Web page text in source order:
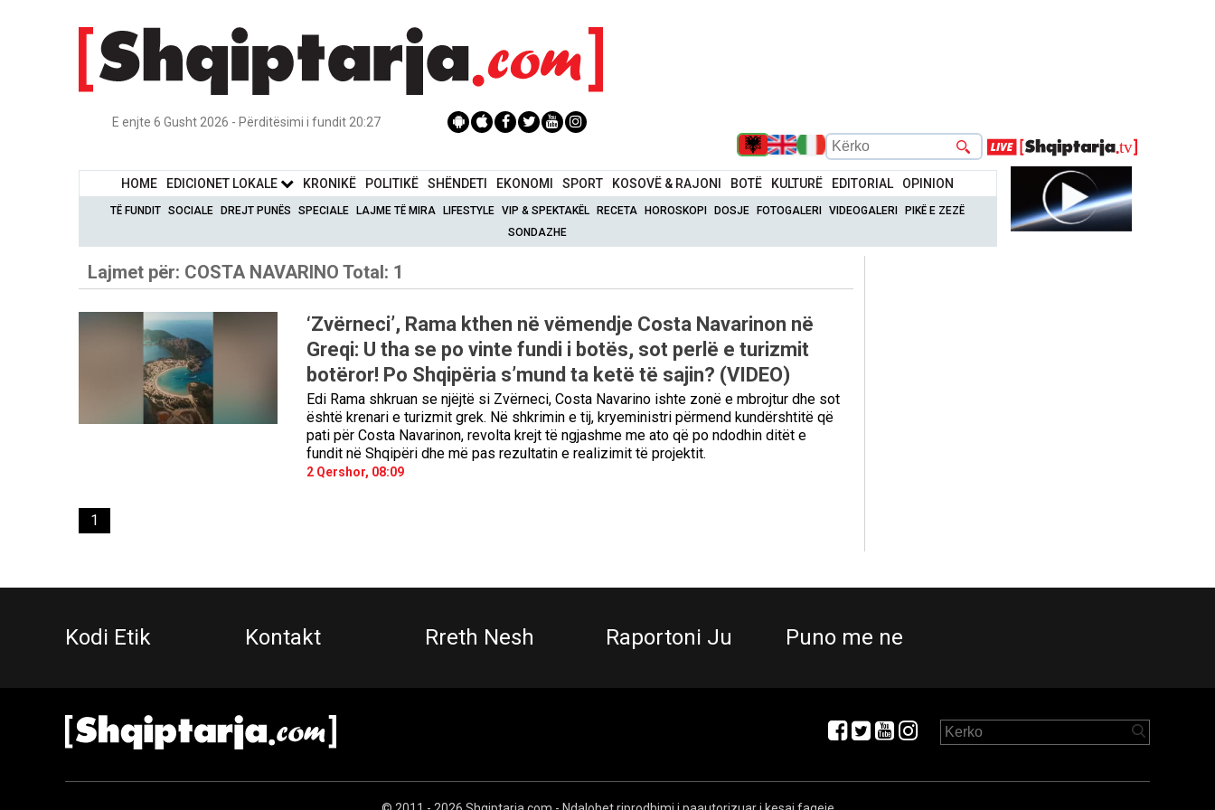
E enjte 6 Gusht 2026 - Përditësimi i fundit 20:27
HOME EDICIONET LOKALE KRONIKË POLITIKË SHËNDETI EKONOMI SPORT KOSOVË & RAJONI BOTË KULTURË EDITORIAL OPINION
TË FUNDIT SOCIALE DREJT PUNËS SPECIALE LAJME TË MIRA LIFESTYLE VIP & SPEKTAKËL RECETA HOROSKOPI DOSJE FOTOGALERI VIDEOGALERI PIKË E ZEZË
SONDAZHE
Lajmet për: COSTA NAVARINO Total: 1
‘Zvërneci’, Rama kthen në vëmendje Costa Navarinon në
Greqi: U tha se po vinte fundi i botës, sot perlë e turizmit
botëror! Po Shqipëria s’mund ta ketë të sajin? (VIDEO)
Edi Rama shkruan se njëjtë si Zvërneci, Costa Navarino ishte zonë e mbrojtur dhe sot
është krenari e turizmit grek. Në shkrimin e tij, kryeministri përmend kundërshtitë që
pati për Costa Navarinon, revolta krejt të ngjashme me ato që po ndodhin ditët e
fundit në Shqipëri dhe më pas rezultatin e realizimit të projektit.
2 Qershor, 08:09
1
Kodi Etik Kontakt Rreth Nesh Raportoni Ju Puno me ne